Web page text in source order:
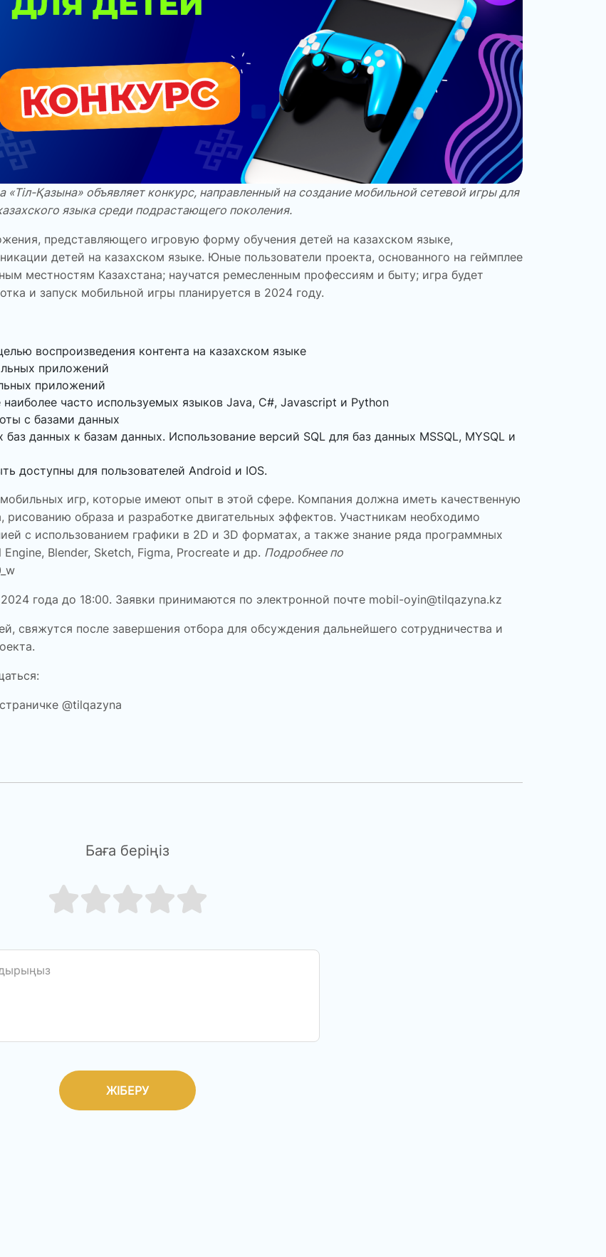
«Тіл-Қазына» объявляет конкурс, направленный на создание мобильной сетевой игры для
языка среди подрастающего поколения.
представляющего игровую форму обучения детей на казахском языке,
детей на казахском языке. Юные пользователи проекта, основанного на геймплее
местностям Казахстана; научатся ремесленным профессиям и быту; игра будет
и запуск мобильной игры планируется в 2024 году.
воспроизведения контента на казахском языке
приложений
приложений
часто используемых языков Java, C#, Javascript и Python
с базами данных
данных к базам данных. Использование версий SQL для баз данных MSSQL, MYSQL и
доступны для пользователей Android и IOS.
игр, которые имеют опыт в этой сфере. Компания должна иметь качественную
образа и разработке двигательных эффектов. Участникам необходимо
с использованием графики в 2D и 3D форматах, а также знание ряда программных
Blender, Sketch, Figma, Procreate и др. Подробнее по
года до 18:00. Заявки принимаются по электронной почте mobil-oyin@tilqazyna.kz
свяжутся после завершения отбора для обсуждения дальнейшего сотрудничества и
я:
@tilqazyna
Баға беріңіз
ЖІБЕРУ